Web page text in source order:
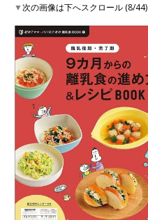
▼次の画像は下へスクロール (8/44)